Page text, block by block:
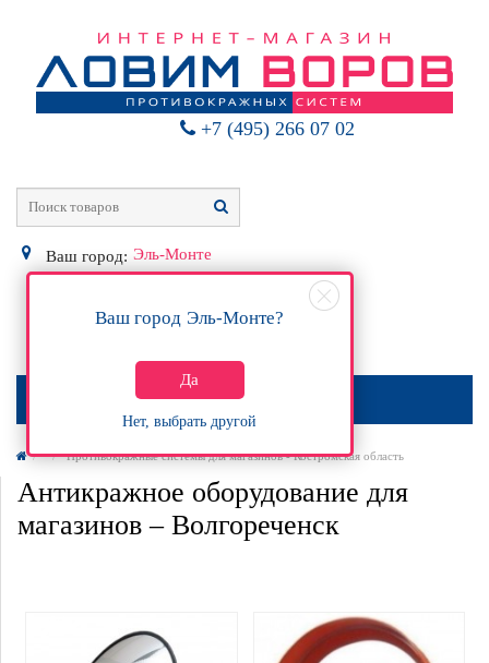
+7 (495) 266 07 02
Ваш город: Эль-Монте
Ваш город Эль-Монте?
Да
Нет, выбрать другой
0Р
МЕНЮ
Противокражные системы для магазинов - Костромская область
Антикражное оборудование для
магазинов – Волгореченск